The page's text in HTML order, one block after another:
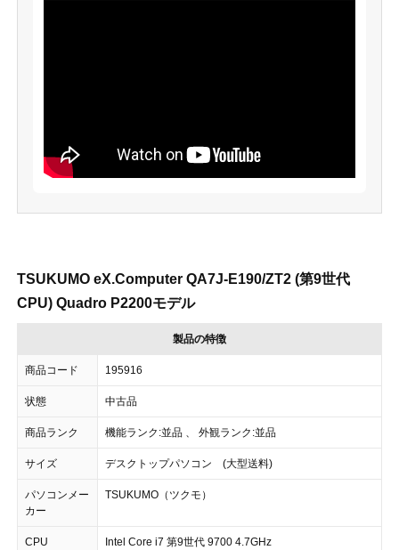
TSUKUMO eX.Computer QA7J-E190/ZT2 (第9世代
CPU) Quadro P2200モデル
製品の特徴
商品コード 195916
状態 中古品
商品ランク 機能ランク:並品 、 外観ランク:並品
サイズ デスクトップパソコン (大型送料)
パソコンメー
カー
TSUKUMO（ツクモ）
CPU Intel Core i7 第9世代 9700 4.7GHz